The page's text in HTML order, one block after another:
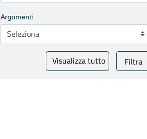
Argomenti
Visualizza tutto Filtra